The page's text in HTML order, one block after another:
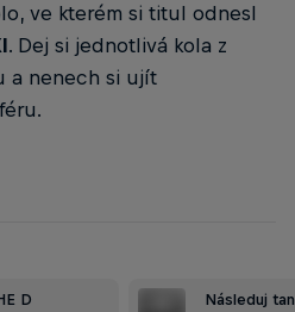
ve kterém si titul odnesl
. Dej si jednotlivá kola z
a nenech si ujít
D
Následuj